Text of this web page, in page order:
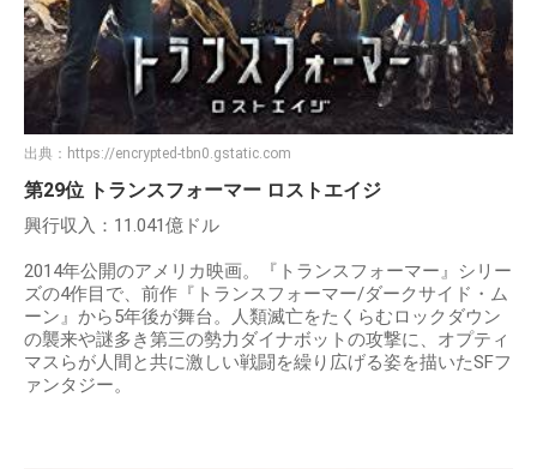
出典： https://encrypted-tbn0.gstatic.com
第29位 トランスフォーマー ロストエイジ
興行収入：11.041億ドル
2014年公開のアメリカ映画。『トランスフォーマー』シリー
ズの4作目で、前作『トランスフォーマー/ダークサイド・ム
ーン』から5年後が舞台。人類滅亡をたくらむロックダウン
の襲来や謎多き第三の勢力ダイナボットの攻撃に、オプティ
マスらが人間と共に激しい戦闘を繰り広げる姿を描いたSFフ
ァンタジー。